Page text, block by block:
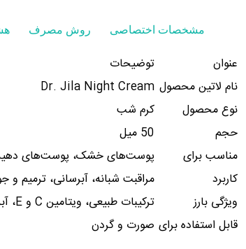
مشخصات اختصاصی روش مصرف
عنوان
توضیحات
نام لاتین محصول Dr. Jila Night Cream
نوع محصول
کرم شب
حجم
50 میل
مناسب برای
پوست‌های خشک، پوست‌های
کاربرد
مراقبت شبانه، آبرسانی، ترمیم
ویژگی بارز
ترکیبات طبیعی، ویتامین C و E، آبرسانی عمقی، کاهش خطوط ریز
قابل استفاده برای صورت و گردن